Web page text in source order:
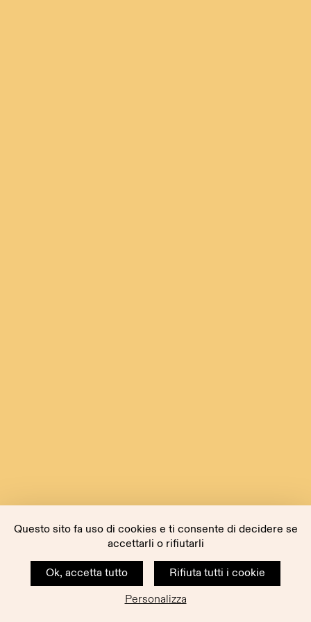
Questo sito fa uso di cookies e ti consente di decidere se
accettarli o rifiutarli
Ok, accetta tutto
Rifiuta tutti i cookie
Personalizza